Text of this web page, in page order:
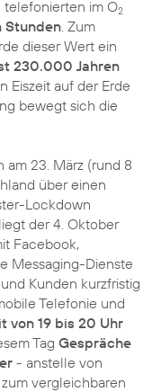
im O2
Stunden . Zum
dieser Wert ein
230.000 Jahren
Eiszeit auf der Erde
bewegt sich die
23. März (rund 8
über einen
Lockdown
der 4. Oktober
Facebook,
Messaging-Dienste
Kunden kurzfristig
Telefonie und
von 19 bis 20 Uhr
Tag Gespräche
- anstelle von
vergleichbaren